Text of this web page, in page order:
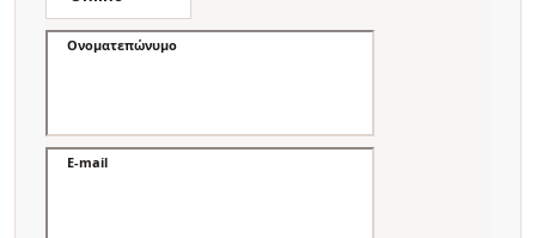
Ονοματεπώνυμο
E-mail